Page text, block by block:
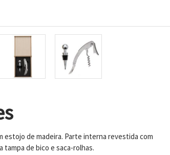
estojo de madeira. Parte interna revestida com
tampa de bico e saca-rolhas.